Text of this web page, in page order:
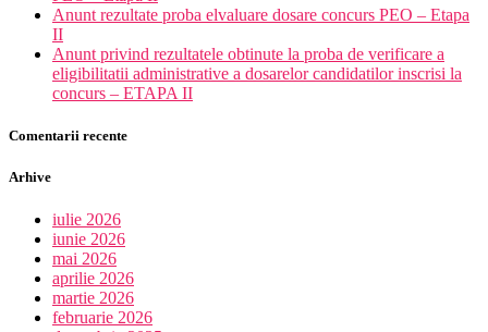
Anunt rezultate proba elvaluare dosare concurs PEO – Etapa
II
Anunt privind rezultatele obtinute la proba de verificare a
eligibilitatii administrative a dosarelor candidatilor inscrisi la
concurs – ETAPA II
Comentarii recente
Arhive
iulie 2026
iunie 2026
mai 2026
aprilie 2026
martie 2026
februarie 2026